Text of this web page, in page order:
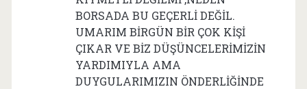
BORSADA BU GEÇERLİ DEĞİL.
UMARIM BİRGÜN BİR ÇOK KİŞİ
ÇIKAR VE BİZ DÜŞÜNCELERİMİZİN
YARDIMIYLA AMA
DUYGULARIMIZIN ÖNDERLİĞİNDE